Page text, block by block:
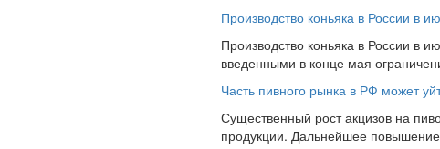
Производство коньяка в России в
Производство коньяка в России в
введенными в конце мая
Часть пивного рынка в РФ может
Существенный рост акцизов на
продукции. Дальнейшее повышение